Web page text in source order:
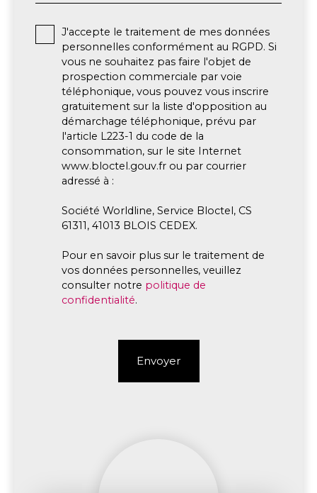
J'accepte le traitement de mes données
personnelles conformément au RGPD. Si
vous ne souhaitez pas faire l'objet de
prospection commerciale par voie
téléphonique, vous pouvez vous inscrire
gratuitement sur la liste d'opposition au
démarchage téléphonique, prévu par
l'article L223-1 du code de la
consommation, sur le site Internet
www.bloctel.gouv.fr ou par courrier
adressé à :
Société Worldline, Service Bloctel, CS
61311, 41013 BLOIS CEDEX.
Pour en savoir plus sur le traitement de
vos données personnelles, veuillez
consulter notre politique de
confidentialité.
Envoyer